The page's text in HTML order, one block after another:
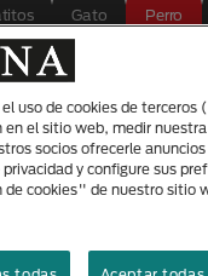
Gato Perro
Perros
¿qué
gesto
Cuidado Y Bienestar
uso de cookies de terceros
el sitio web, medir
socios ofrecerle
y configure sus
de cookies" de nuestro sitio